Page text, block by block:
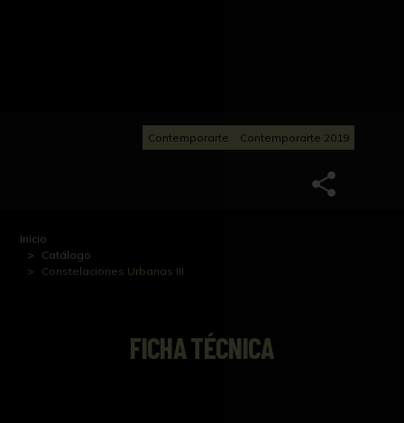
Contemporarte Contemporarte 2019
Inicio
Catálogo
Constelaciones Urbanas III
FICHA TÉCNICA